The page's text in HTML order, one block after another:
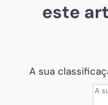
este
A sua